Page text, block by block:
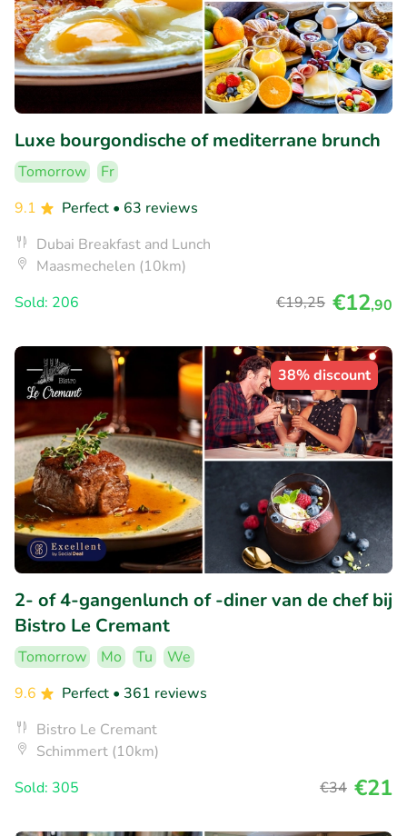
Luxe bourgondische of mediterrane brunch
Tomorrow
Fr
9.1
Perfect • 63 reviews
Dubai Breakfast and Lunch
Maasmechelen (10km)
Sold: 206
€19,25 €12,90
38% discount
2- of 4-gangenlunch of -diner van de chef bij
Bistro Le Cremant
Tomorrow Mo Tu
We
9.6
Perfect • 361 reviews
Bistro Le Cremant
Schimmert (10km)
Sold: 305
€34 €21